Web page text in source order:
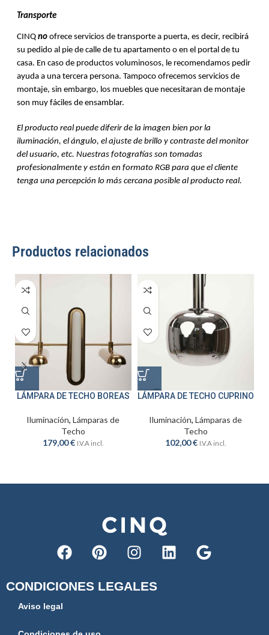
Transporte
CINQ no ofrece servicios de transporte a puerta, es decir, recibirá
su pedido al pie de calle de tu apartamento o en el portal de tu
casa. En caso de productos voluminosos, le recomendamos pedir
ayuda a una tercera persona. Tampoco ofrecemos servicios de
montaje, sin embargo, los muebles que necesitaran de montaje
son muy fáciles de ensamblar.
El producto real puede diferir de la imagen bien por la
iluminación, el ángulo, el ajuste de brillo y contraste del monitor
del usuario, etc. Nuestras fotografías son tomadas
profesionalmente y están en formato RGB para que el cliente
tenga una percepción lo más cercana posible al producto real.
Productos relacionados
LÁMPARA DE TECHO BOREAS
Iluminación,Lámparas de
Techo
179,00€ I.V.A incl.
LÁMPARA DE TECHO CUPRINO
Iluminación,Lámparas de
Techo
102,00€ I.V.A incl.
CONDICIONES LEGALES
Aviso legal